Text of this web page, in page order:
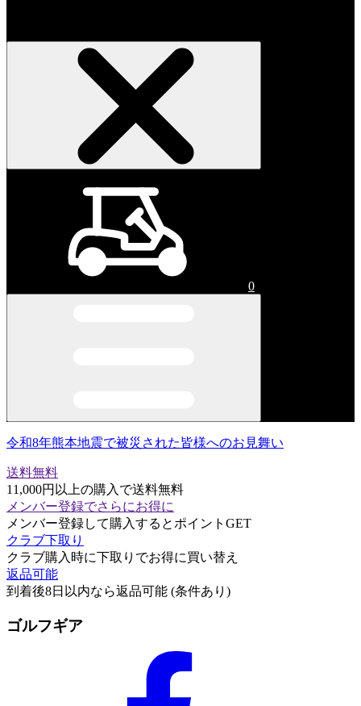
0
令和8年熊本地震で被災された皆様へのお見舞い
送料無料
11,000円以上の購入で送料無料
メンバー登録でさらにお得に
メンバー登録して購入するとポイントGET
クラブ下取り
クラブ購入時に下取りでお得に買い替え
返品可能
到着後8日以内なら返品可能 (条件あり)
ゴルフギア